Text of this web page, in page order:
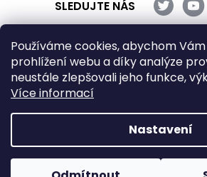
Používáme cookies, abychom
prohlížení webu a díky analýze
neustále zlepšovali jeho funkce,
Více informací
Nastavení
SLEDUJTE NÁS
Vytvořil
Copyright 2026DobraVina.cz.
Upravit nastavení